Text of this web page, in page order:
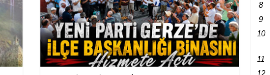
8
9
10
11